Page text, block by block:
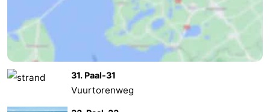
Forum
-
Ferry
-
31. Paal-31
Vuurtorenweg